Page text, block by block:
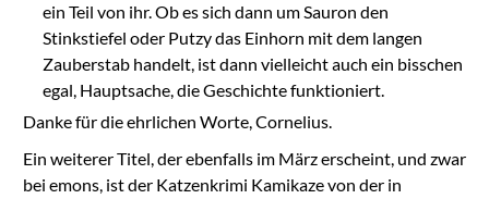
ein Teil von ihr. Ob es sich dann um Sauron den
Stinkstiefel oder Putzy das Einhorn mit dem langen
Zauberstab handelt, ist dann vielleicht auch ein bisschen
egal, Hauptsache, die Geschichte funktioniert.
Danke für die ehrlichen Worte, Cornelius.
Ein weiterer Titel, der ebenfalls im März erscheint, und zwar
bei emons, ist der Katzenkrimi Kamikaze von der in